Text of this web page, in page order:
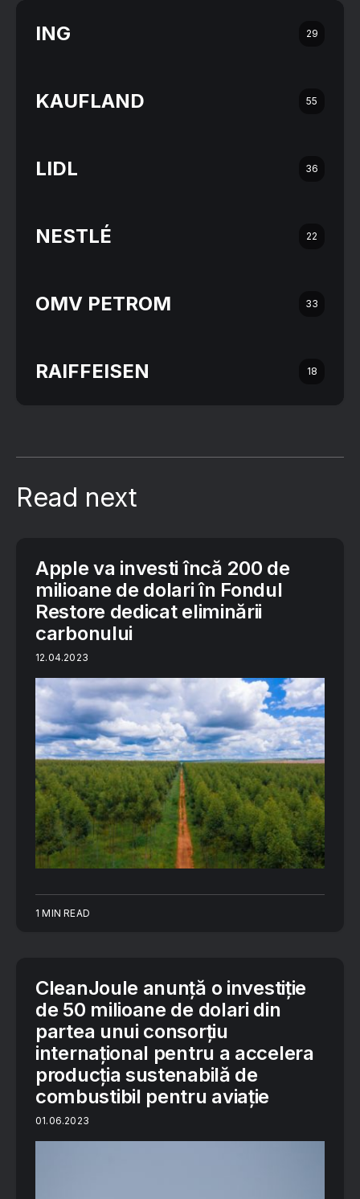
ING 29
KAUFLAND 55
LIDL 36
NESTLÉ 22
OMV PETROM 33
RAIFFEISEN 18
Read next
Apple va investi încă 200 de
milioane de dolari în Fondul
Restore dedicat eliminării
carbonului
12.04.2023
1 MIN READ
CleanJoule anunță o investiție
de 50 milioane de dolari din
partea unui consorțiu
internațional pentru a accelera
producția sustenabilă de
combustibil pentru aviație
01.06.2023